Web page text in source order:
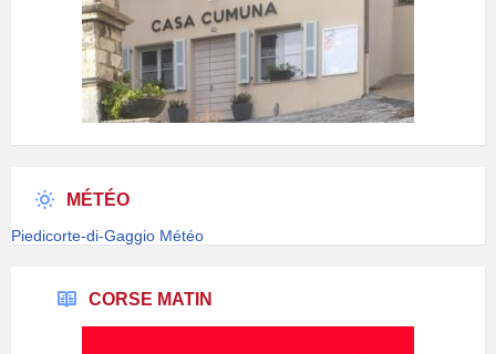
MÉTÉO
Piedicorte-di-Gaggio Météo
CORSE MATIN